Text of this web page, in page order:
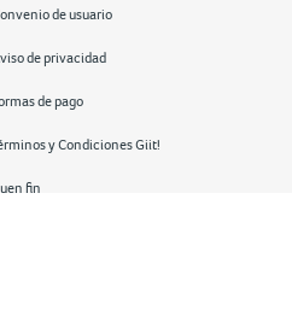
de usuario
de privacidad
de pago
y Condiciones Giit!
fin